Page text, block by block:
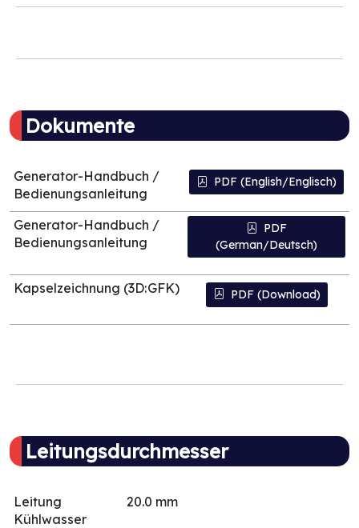
Dokumente
Generator-Handbuch /
Bedienungsanleitung
PDF (English/Englisch)
Generator-Handbuch /
Bedienungsanleitung
PDF
(German/Deutsch)
Kapselzeichnung (3D:GFK) PDF (Download)
Leitungsdurchmesser
Leitung
Kühlwasser
20.0 mm